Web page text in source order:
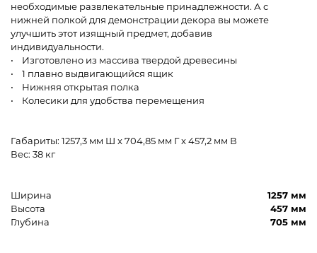
необходимые развлекательные принадлежности. А с
нижней полкой для демонстрации декора вы можете
улучшить этот изящный предмет, добавив
индивидуальности.
• Изготовлено из массива твердой древесины
• 1 плавно выдвигающийся ящик
• Нижняя открытая полка
• Колесики для удобства перемещения
Габариты: 1257,3 мм Ш x 704,85 мм Г x 457,2 мм В
Вес: 38 кг
Ширина
1257 мм
Высота
457 мм
Глубина
705 мм